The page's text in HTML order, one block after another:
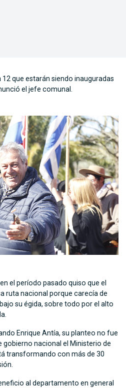
que estarán siendo inauguradas
el jefe comunal.
el período pasado quiso que el
ruta nacional porque carecía de
su égida, sobre todo por el alto
Enrique Antía, su planteo no fue
gobierno nacional el Ministerio de
transformando con más de 30
al departamento en general